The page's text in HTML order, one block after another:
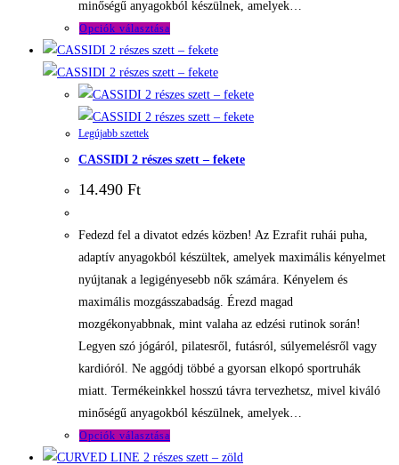
minőségű anyagokból készülnek, amelyek…
Opciók választása
a
terméknek
több
variációja
A
Legújabb szettek
CASSIDI 2 részes szett – fekete
14.490 Ft
Fedezd fel a divatot edzés közben! Az Ezrafit ruhái puha,
adaptív anyagokból készültek, amelyek maximális kényelmet
nyújtanak a legigényesebb nők számára. Kényelem és
maximális mozgásszabadság. Érezd magad
mozgékonyabbnak, mint valaha az edzési rutinok során!
Legyen szó jógáról, pilatesről, futásról, súlyemelésről vagy
kardióról. Ne aggódj többé a gyorsan elkopó sportruhák
miatt. Termékeinkkel hosszú távra tervezhetsz, mivel kiváló
minőségű anyagokból készülnek, amelyek…
Opciók választása
a